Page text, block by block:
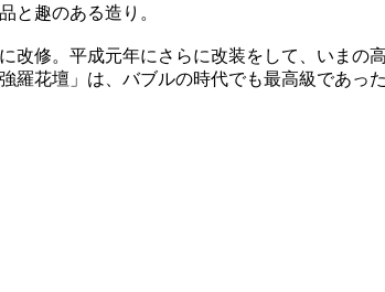
と趣のある造り。
改修。平成元年にさらに改装をして、いま
羅花壇」は、バブルの時代でも最高級であっ